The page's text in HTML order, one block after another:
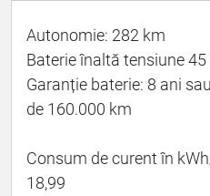
Autonomie: 282 km
Baterie înaltă tensiune 45
Garanție baterie: 8 ani
de 160.000 km
Consum de curent în
18,99